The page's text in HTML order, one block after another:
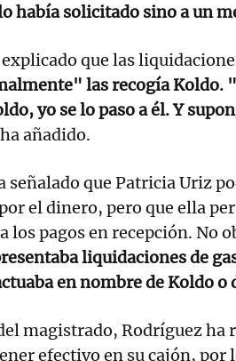
había solicitado sino a un
que las
las recogía Koldo.
yo se lo paso a él. Y
añadido.
señalado que Patricia Uriz
el dinero, pero que ella
los pagos en recepción. No
liquidaciones de
en nombre de Koldo o
magistrado, Rodríguez ha
efectivo en su cajón, por